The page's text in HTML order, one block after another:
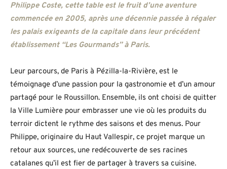
Philippe Coste, cette table est le fruit d’une aventure
commencée en 2005, après une décennie passée à régaler
les palais exigeants de la capitale dans leur précédent
établissement “Les Gourmands” à Paris.
Leur parcours, de Paris à Pézilla-la-Rivière, est le
témoignage d’une passion pour la gastronomie et d’un amour
partagé pour le Roussillon. Ensemble, ils ont choisi de quitter
la Ville Lumière pour embrasser une vie où les produits du
terroir dictent le rythme des saisons et des menus. Pour
Philippe, originaire du Haut Vallespir, ce projet marque un
retour aux sources, une redécouverte de ses racines
catalanes qu’il est fier de partager à travers sa cuisine.